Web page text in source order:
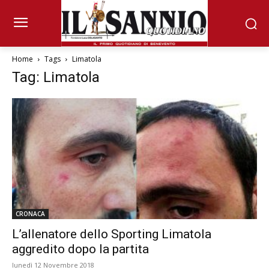
Home Tags Limatola
Tag: Limatola
CRONACA
L’allenatore dello Sporting Limatola
aggredito dopo la partita
lunedì 12 Novembre 2018